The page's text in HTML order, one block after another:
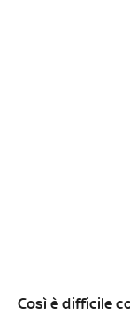
Così è difficile